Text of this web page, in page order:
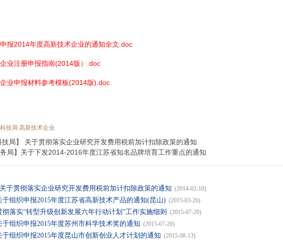
报2014年度高新技术企业的通知全文.doc
业注册申报指南(2014版） .doc
业申报材料参考模板(2014版) .doc
科技局 高新技术企业
技局】 关于贯彻落实企业研究开发费用税前加计扣除政策的通知
务局】关于下发2014-2016年度江苏省知名品牌培育工作重点的通知
于贯彻落实企业研究开发费用税前加计扣除政策的通知 (2014-02-18)
于组织申报2015年度江苏省高新技术产品的通知(昆山) (2015-03-26)
彻落实“转型升级创新发展六年行动计划”工作实施细则 (2015-07-20)
于组织申报2015年度苏州市科学技术奖的通知 (2015-07-20)
于组织申报2015年度昆山市创新创业人才计划的通知 (2015-08-13)